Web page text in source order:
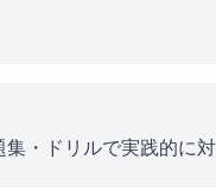
・ドリルで実践的に対